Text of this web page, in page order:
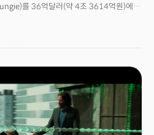
를 36억달러(약 4조 3614억원)에
로소프트(MS) 게임스튜디오 산하에서
는 세계에서 가장 사랑받는 비디오게임을
. 번지의 CEO 피트 파슨(Pete Parson)
인터랙티브 엔터테인먼트(SIE)는 게임이
첫 단계일 뿐임을 알려준 기업이었다"며
을 만들고 키워 나가는 꿈을 함께 꾸려고
친구들, 여러 세대의 가족들, 여러